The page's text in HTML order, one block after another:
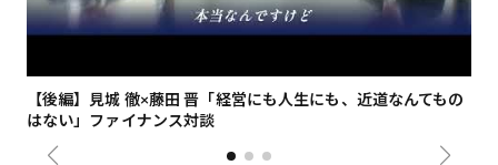
【後編】見城 徹×藤田 晋「経営にも人生にも、近道なんてもの
はない」ファイナンス対談